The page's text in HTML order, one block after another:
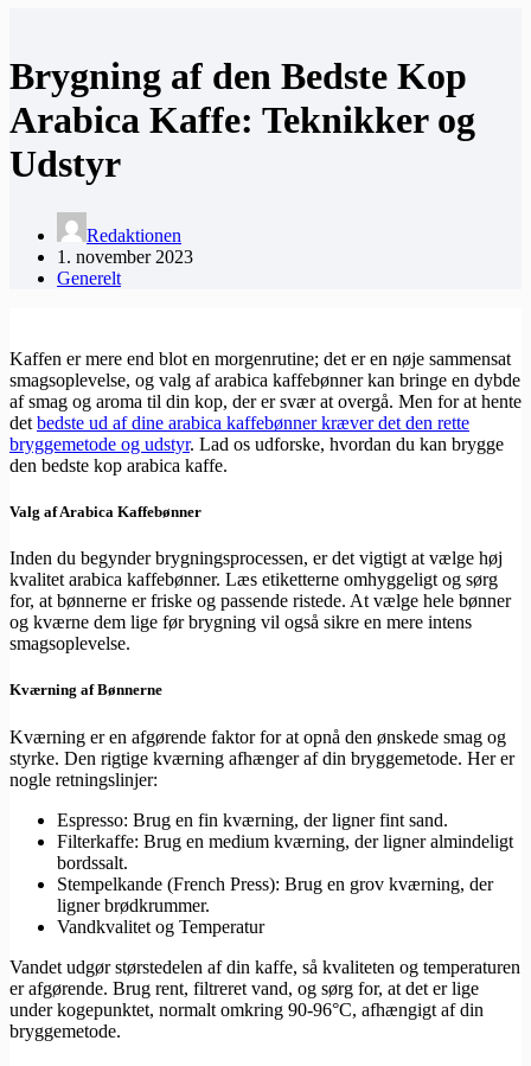
Brygning af den Bedste Kop
Arabica Kaffe: Teknikker og
Udstyr
Redaktionen
1. november 2023
Generelt
Kaffen er mere end blot en morgenrutine; det er en nøje sammensat
smagsoplevelse, og valg af arabica kaffebønner kan bringe en dybde
af smag og aroma til din kop, der er svær at overgå. Men for at hente
det bedste ud af dine arabica kaffebønner kræver det den rette
bryggemetode og udstyr. Lad os udforske, hvordan du kan brygge
den bedste kop arabica kaffe.
Valg af Arabica Kaffebønner
Inden du begynder brygningsprocessen, er det vigtigt at vælge høj
kvalitet arabica kaffebønner. Læs etiketterne omhyggeligt og sørg
for, at bønnerne er friske og passende ristede. At vælge hele bønner
og kværne dem lige før brygning vil også sikre en mere intens
smagsoplevelse.
Kværning af Bønnerne
Kværning er en afgørende faktor for at opnå den ønskede smag og
styrke. Den rigtige kværning afhænger af din bryggemetode. Her er
nogle retningslinjer:
Espresso: Brug en fin kværning, der ligner fint sand.
Filterkaffe: Brug en medium kværning, der ligner almindeligt
bordssalt.
Stempelkande (French Press): Brug en grov kværning, der
ligner brødkrummer.
Vandkvalitet og Temperatur
Vandet udgør størstedelen af din kaffe, så kvaliteten og temperaturen
er afgørende. Brug rent, filtreret vand, og sørg for, at det er lige
under kogepunktet, normalt omkring 90-96°C, afhængigt af din
bryggemetode.